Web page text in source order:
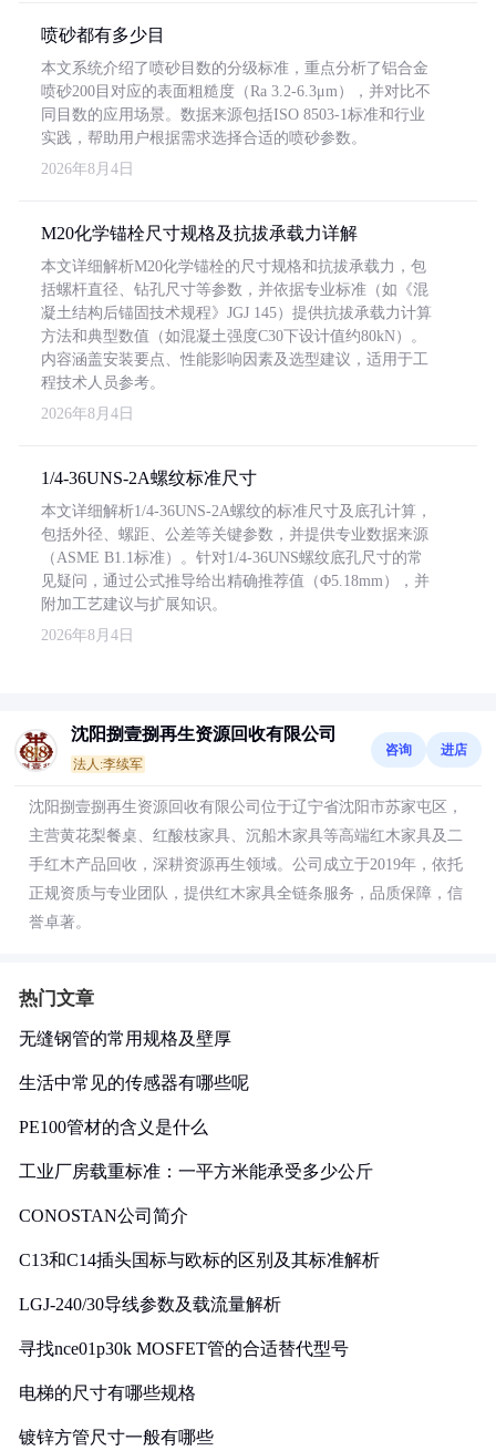
喷砂都有多少目
本文系统介绍了喷砂目数的分级标准，重点分析了铝合金
喷砂200目对应的表面粗糙度（Ra 3.2-6.3μm），并对比不
同目数的应用场景。数据来源包括ISO 8503-1标准和行业
实践，帮助用户根据需求选择合适的喷砂参数。
2026年8月4日
M20化学锚栓尺寸规格及抗拔承载力详解
本文详细解析M20化学锚栓的尺寸规格和抗拔承载力，包
括螺杆直径、钻孔尺寸等参数，并依据专业标准（如《混
凝土结构后锚固技术规程》JGJ 145）提供抗拔承载力计算
方法和典型数值（如混凝土强度C30下设计值约80kN）。
内容涵盖安装要点、性能影响因素及选型建议，适用于工
程技术人员参考。
2026年8月4日
1/4-36UNS-2A螺纹标准尺寸
本文详细解析1/4-36UNS-2A螺纹的标准尺寸及底孔计算，
包括外径、螺距、公差等关键参数，并提供专业数据来源
（ASME B1.1标准）。针对1/4-36UNS螺纹底孔尺寸的常
见疑问，通过公式推导给出精确推荐值（Φ5.18mm），并
附加工艺建议与扩展知识。
2026年8月4日
沈阳捌壹捌再生资源回收有限公司
法人:李续军
咨询 进店
沈阳捌壹捌再生资源回收有限公司位于辽宁省沈阳市苏家屯区，
主营黄花梨餐桌、红酸枝家具、沉船木家具等高端红木家具及二
手红木产品回收，深耕资源再生领域。公司成立于2019年，依托
正规资质与专业团队，提供红木家具全链条服务，品质保障，信
誉卓著。
热门文章
无缝钢管的常用规格及壁厚
生活中常见的传感器有哪些呢
PE100管材的含义是什么
工业厂房载重标准：一平方米能承受多少公斤
CONOSTAN公司简介
C13和C14插头国标与欧标的区别及其标准解析
LGJ-240/30导线参数及载流量解析
寻找nce01p30k MOSFET管的合适替代型号
电梯的尺寸有哪些规格
镀锌方管尺寸一般有哪些